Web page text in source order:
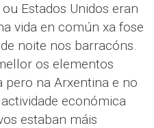
Estados Unidos eran
vida en común xa fose
noite nos barracóns.
os elementos
pero na Arxentina e no
económica
estaban máis